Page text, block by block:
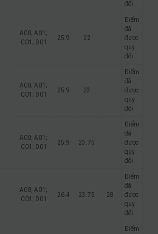
đổi
A00; A01;
C01; D01
25.9 22
Điểm
đã
được
quy
đổi
A00; A01;
C01; D01
25.9 23
Điểm
đã
được
quy
đổi
A00; A01;
C01; D01
25.9 23.75
Điểm
đã
được
quy
đổi
A00; A01;
C01; D01
26.4 23.75 28
Điểm
đã
được
quy
đổi
Điểm